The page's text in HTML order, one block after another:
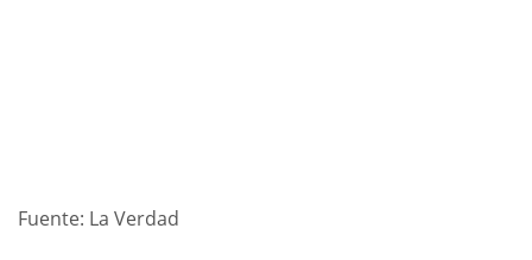
Fuente: La Verdad